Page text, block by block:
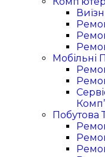
Мобільні
Побутова